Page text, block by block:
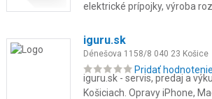
elektrické prípojky, výroba
Pridať hodnotenie
iguru.sk
Dénešova 1158/8 040 23 Košice
iguru.sk - servis, predaj a
Košiciach. Opravy iPhone,